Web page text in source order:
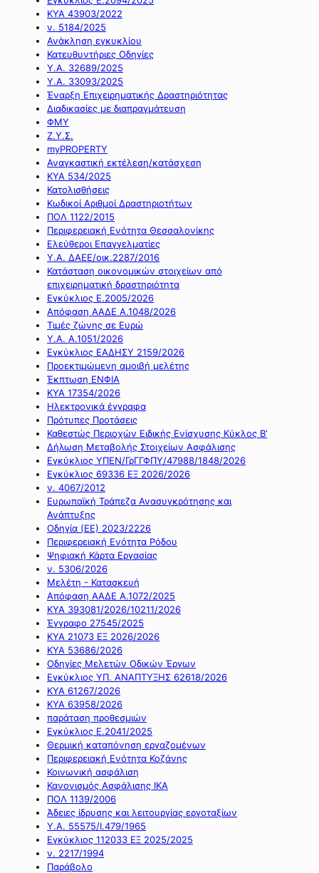
ΚΥΑ 43903/2022
ν. 5184/2025
Ανάκληση εγκυκλίου
Κατευθυντήριες Οδηγίες
Υ.Α. 32689/2025
Υ.Α. 33093/2025
Έναρξη Επιχειρηματικής Δραστηριότητας
Διαδικασίες με διαπραγμάτευση
ΦΜΥ
Ζ.Υ.Σ.
myPROPERTY
Αναγκαστική εκτέλεση/κατάσχεση
ΚΥΑ 534/2025
Κατολισθήσεις
Κωδικοί Αριθμοί Δραστηριοτήτων
ΠΟΛ 1122/2015
Περιφερειακή Ενότητα Θεσσαλονίκης
Ελεύθεροι Επαγγελματίες
Υ.Α. ΔΑΕΕ/οικ.2287/2016
Κατάσταση οικονομικών στοιχείων από
επιχειρηματική δραστηριότητα
Εγκύκλιος Ε.2005/2026
Απόφαση ΑΑΔΕ Α.1048/2026
Τιμές ζώνης σε Ευρώ
Υ.Α. Α.1051/2026
Εγκύκλιος ΕΑΔΗΣΥ 2159/2026
Προεκτιμώμενη αμοιβή μελέτης
Έκπτωση ΕΝΦΙΑ
ΚΥΑ 17354/2026
Ηλεκτρονικά έγγραφα
Πρότυπες Προτάσεις
Καθεστώς Περιοχών Ειδικής Ενίσχυσης Κύκλος Β’
Δήλωση Μεταβολής Στοιχείων Ασφάλισης
Εγκύκλιος ΥΠΕΝ/ΓρΓΓΦΠΥ/47988/1848/2026
Εγκύκλιος 69336 ΕΞ 2026/2026
ν. 4067/2012
Ευρωπαϊκή Τράπεζα Ανασυγκρότησης και
Ανάπτυξης
Οδηγία (ΕΕ) 2023/2226
Περιφερειακή Ενότητα Ρόδου
Ψηφιακή Κάρτα Εργασίας
ν. 5306/2026
Μελέτη - Κατασκευή
Απόφαση ΑΑΔΕ Α.1072/2025
ΚΥΑ 393081/2026/10211/2026
Έγγραφο 27545/2025
ΚΥΑ 21073 ΕΞ 2026/2026
ΚΥΑ 53686/2026
Οδηγίες Μελετών Οδικών Έργων
Εγκύκλιος ΥΠ. ΑΝΑΠΤΥΞΗΣ 62618/2026
ΚΥΑ 61267/2026
ΚΥΑ 63958/2026
παράταση προθεσμιών
Εγκύκλιος Ε.2041/2025
Θερμική καταπόνηση εργαζομένων
Περιφερειακή Ενότητα Κοζάνης
Κοινωνική ασφάλιση
Κανονισμός Ασφάλισης ΙΚΑ
ΠΟΛ 1139/2006
Άδειες ίδρυσης και λειτουργίας εργοταξίων
Υ.Α. 55575/Ι.479/1965
Εγκύκλιος 112033 ΕΞ 2025/2025
ν. 2217/1994
Παράβολο